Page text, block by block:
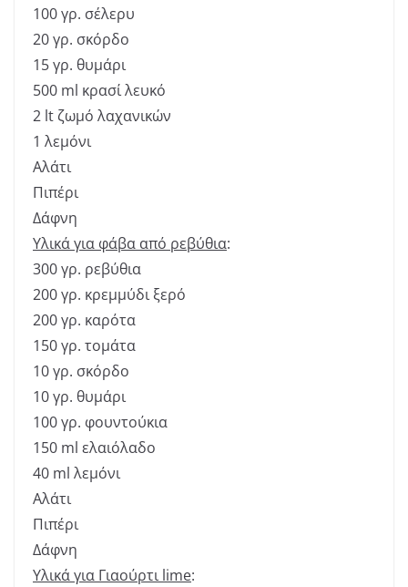
100 γρ. σέλερυ
20 γρ. σκόρδο
15 γρ. θυμάρι
500 ml κρασί λευκό
2 lt ζωμό λαχανικών
1 λεμόνι
Αλάτι
Πιπέρι
Δάφνη
Υλικά για φάβα από ρεβύθια:
300 γρ. ρεβύθια
200 γρ. κρεμμύδι ξερό
200 γρ. καρότα
150 γρ. τομάτα
10 γρ. σκόρδο
10 γρ. θυμάρι
100 γρ. φουντούκια
150 ml ελαιόλαδο
40 ml λεμόνι
Αλάτι
Πιπέρι
Δάφνη
Υλικά για Γιαούρτι lime: